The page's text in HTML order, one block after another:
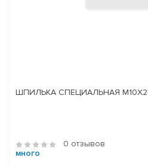
ШПИЛЬКА СПЕЦИАЛЬНАЯ
0 отзывов
много